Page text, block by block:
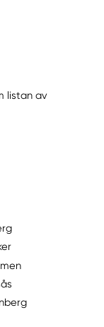
listan av